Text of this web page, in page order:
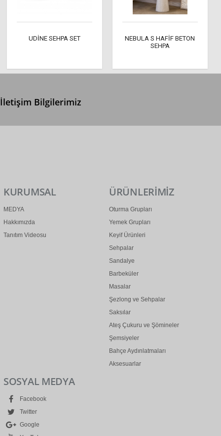
UDİNE SEHPA SET
NEBULA S HAFİF BETON
SEHPA
İletişim Bilgilerimiz
KURUMSAL
MEDYA
Hakkımızda
Tanıtım Videosu
ÜRÜNLERİMİZ
Oturma Grupları
Yemek Grupları
Keyif Ürünleri
Sehpalar
Sandalye
Barbeküler
Masalar
Şezlong ve Sehpalar
Saksılar
Ateş Çukuru ve Şömineler
Şemsiyeler
Bahçe Aydınlatmaları
Aksesuarlar
SOSYAL MEDYA
Facebook
Twitter
Google